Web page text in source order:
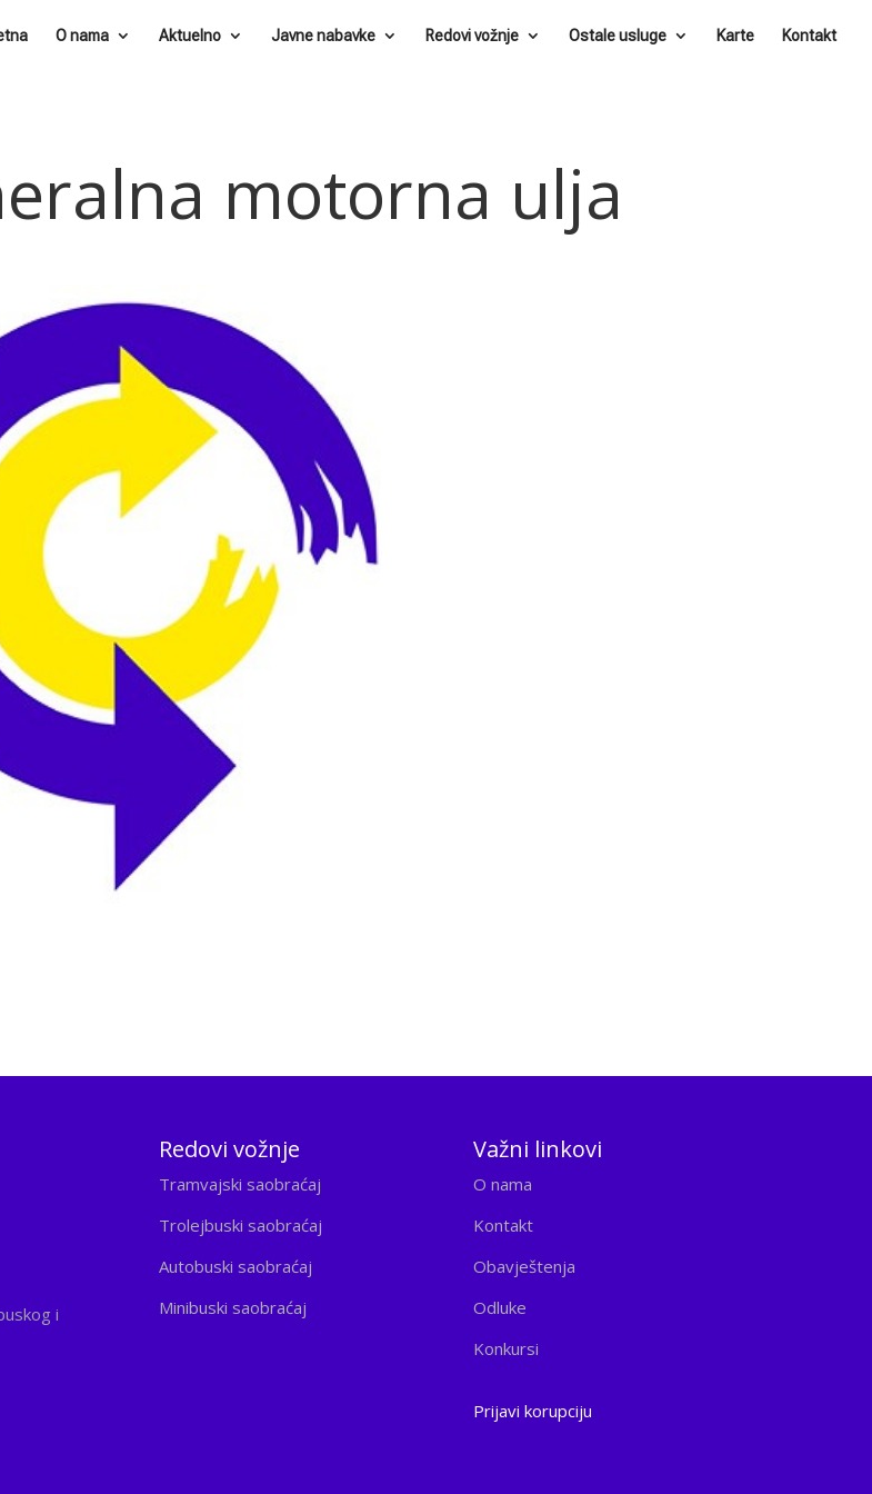
O nama Aktuelno Javne nabavke Redovi vožnje Ostale usluge Karte Kontakt
motorna ulja
i
Redovi vožnje
Tramvajski saobraćaj
Trolejbuski saobraćaj
Autobuski saobraćaj
Minibuski saobraćaj
Važni linkovi
O nama
Kontakt
Obavještenja
Odluke
Konkursi
Prijavi korupciju